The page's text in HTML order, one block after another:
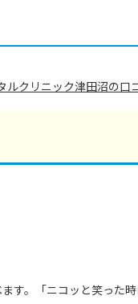
ルクリニック津田沼の口
す。「ニコッと笑った